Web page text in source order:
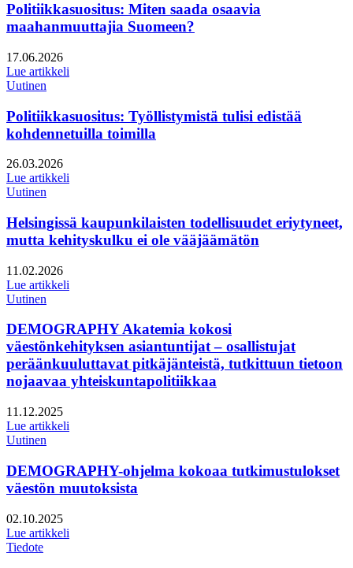
Politiikkasuositus: Miten saada osaavia
maahanmuuttajia Suomeen?
Julkaistu:
17.06.2026
Lue artikkeli
Uutinen
Politiikkasuositus: Työllistymistä tulisi edistää
kohdennetuilla toimilla
Julkaistu:
26.03.2026
Lue artikkeli
Uutinen
Helsingissä kaupunkilaisten todellisuudet eriytyneet,
mutta kehityskulku ei ole vääjäämätön
Julkaistu:
11.02.2026
Lue artikkeli
Uutinen
DEMOGRAPHY Akatemia kokosi
väestönkehityksen asiantuntijat – osallistujat
peräänkuuluttavat pitkäjänteistä, tutkittuun tietoon
nojaavaa yhteiskuntapolitiikkaa
Julkaistu:
11.12.2025
Lue artikkeli
Uutinen
DEMOGRAPHY-ohjelma kokoaa tutkimustulokset
väestön muutoksista
Julkaistu:
02.10.2025
Lue artikkeli
Tiedote